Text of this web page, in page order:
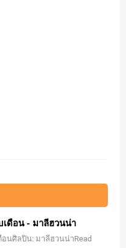
เดือน - มาลีฮวนน่า
อนศิลปิน: มาลีฮวนน่าRead